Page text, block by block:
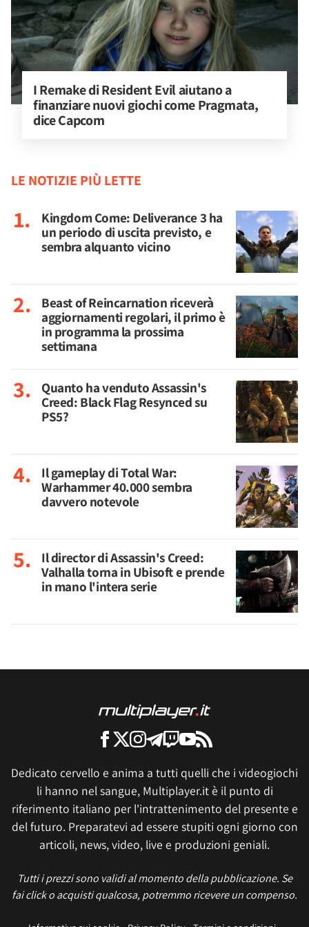
I Remake di Resident Evil aiutano a
finanziare nuovi giochi come Pragmata,
dice Capcom
LE NOTIZIE PIÙ LETTE
Kingdom Come: Deliverance 3 ha
un periodo di uscita previsto, e
sembra alquanto vicino
Beast of Reincarnation riceverà
aggiornamenti regolari, il primo è
in programma la prossima
settimana
Quanto ha venduto Assassin's
Creed: Black Flag Resynced su
PS5?
Il gameplay di Total War:
Warhammer 40.000 sembra
davvero notevole
Il director di Assassin's Creed:
Valhalla torna in Ubisoft e prende
in mano l'intera serie
Dedicato cervello e anima a tutti quelli che i videogiochi
li hanno nel sangue, Multiplayer.it è il punto di
riferimento italiano per l'intrattenimento del presente e
del futuro. Preparatevi ad essere stupiti ogni giorno con
articoli, news, video, live e produzioni geniali.
Tutti i prezzi sono validi al momento della pubblicazione. Se
fai click o acquisti qualcosa, potremmo ricevere un compenso.